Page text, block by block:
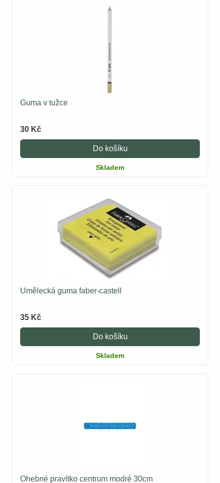
Guma v tužce
30 Kč
Do košíku
Skladem
Umělecká guma faber-castell
35 Kč
Do košíku
Skladem
Ohebné pravítko centrum modré 30cm